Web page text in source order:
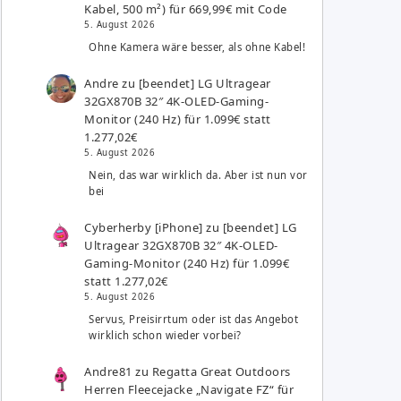
Kabel, 500 m²) für 669,99€ mit Code
5. August 2026
Ohne Kamera wäre besser, als ohne Kabel!
Andre zu [beendet] LG Ultragear
32GX870B 32″ 4K-OLED-Gaming-
Monitor (240 Hz) für 1.099€ statt
1.277,02€
5. August 2026
Nein, das war wirklich da. Aber ist nun vor
bei
Cyberherby [iPhone] zu [beendet] LG
Ultragear 32GX870B 32″ 4K-OLED-
Gaming-Monitor (240 Hz) für 1.099€
statt 1.277,02€
5. August 2026
Servus, Preisirrtum oder ist das Angebot
wirklich schon wieder vorbei?
Andre81 zu Regatta Great Outdoors
Herren Fleecejacke „Navigate FZ“ für